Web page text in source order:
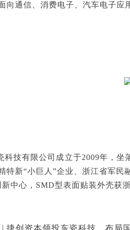
向通信、消费电子、汽车电子应
技有限公司成立于2009年，坐
特新“小巨人”企业、浙江省军
中心，SMD型表面贴装外壳获